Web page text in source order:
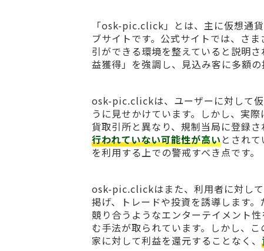
「osk-pic.click」とは、主に仮想通
ブサイトです。公式サイトでは、さ
引ができる環境を整えていると説明
益獲得」を強調し、見込み客に多額の
osk-pic.clickは、ユーザーに対して
うに見せかけています。しかし、実
貨取引所と異なり、規制当局に登録
行われていない可能性が高いとされ
を利用する上での警戒すべき点です。
osk-pic.clickはまた、利用者に対し
掲げ、トレードや投資を誘導します
競り合うようなエンターテイメント
む手法が取られています。しかし、
家に対して利益を還元することなく、